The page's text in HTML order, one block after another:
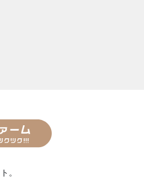
。